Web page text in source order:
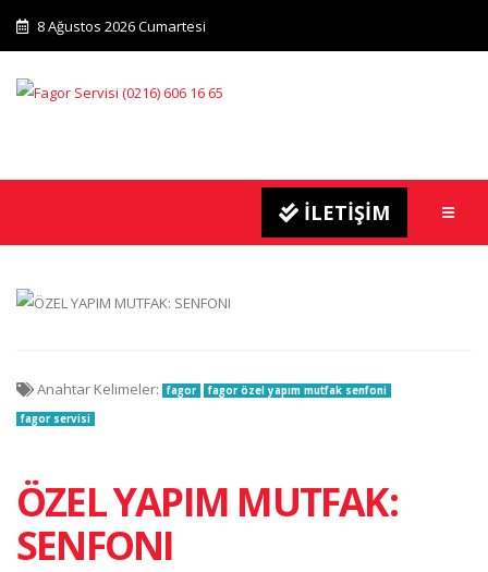
8 Ağustos 2026 Cumartesi
İLETİŞİM
ÖZEL YAPIM MUTFAK:
SENFONI
Anahtar Kelimeler: fagor
fagor özel yapım mutfak senfoni
fagor servisi